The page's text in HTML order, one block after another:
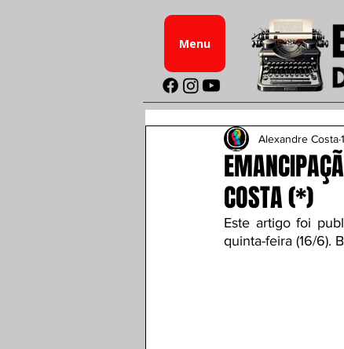
Menu
COSTA (*)
Alexandre Costa
Este artigo foi
quinta-feira (16/6).